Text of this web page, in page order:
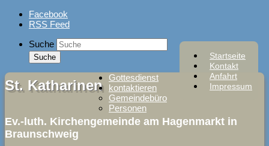
Skip
Facebook
RSS Feed
Startseite
Kontakt
Anfahrt
Impressum
Suche
St. Katharinen
Ev.-luth. Kirchengemeinde am Hagenmarkt in
Braunschweig
Gottesdienst
kontaktieren
Gemeindebüro
Personen